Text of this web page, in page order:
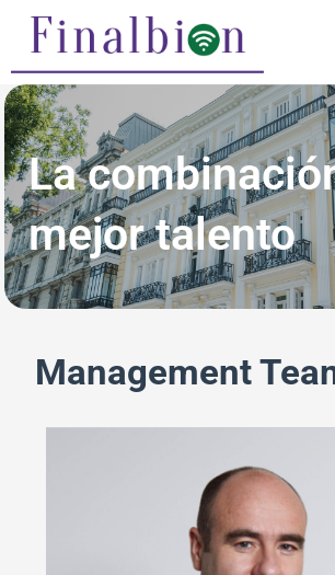
La
mejor talento
Management